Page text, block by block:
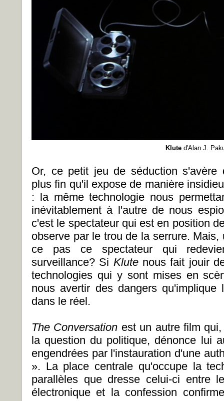
Klute d'Alan J.
Or, ce petit jeu de séduction s'avère
plus fin qu'il expose de manière
: la même technologie nous
inévitablement à l'autre de nous
c'est le spectateur qui est en position
observe par le trou de la serrure.
ce pas ce spectateur qui
surveillance? Si Klute nous fait jouir
technologies qui y sont mises en
nous avertir des dangers qu'implique
dans le réel.
The Conversation est un autre film
la question du politique, dénonce lui
engendrées par l'instauration d'une
». La place centrale qu'occupe la
parallèles que dresse celui-ci entre
électronique et la confession